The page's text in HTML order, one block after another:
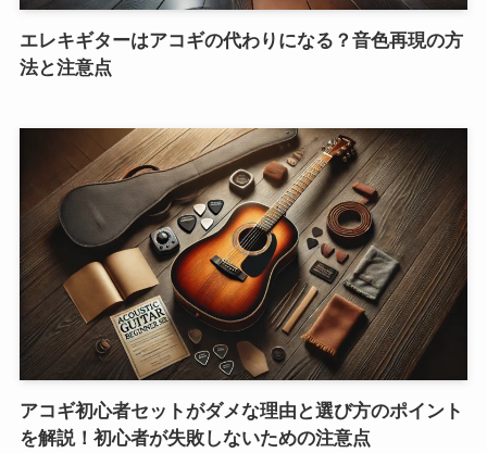
エレキギターはアコギの代わりになる？音色再現の方
法と注意点
アコギ初心者セットがダメな理由と選び方のポイント
を解説！初心者が失敗しないための注意点